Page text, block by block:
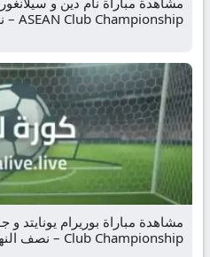
ASEAN Club Championship – نصف النهائي koora live
Club Championship – نصف النهائي koora live